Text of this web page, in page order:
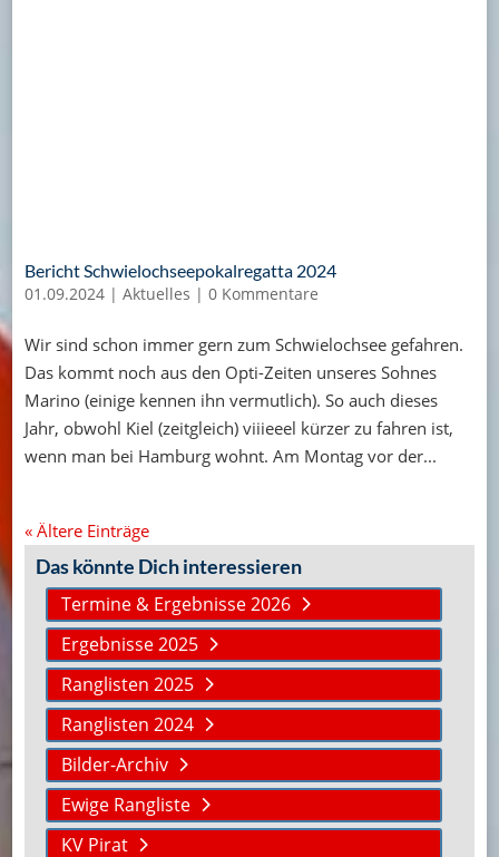
Bericht Schwielochseepokalregatta 2024
01.09.2024| Aktuelles | 0 Kommentare
Wir sind schon immer gern zum Schwielochsee gefahren.
Das kommt noch aus den Opti-Zeiten unseres Sohnes
Marino (einige kennen ihn vermutlich). So auch dieses
Jahr, obwohl Kiel (zeitgleich) viiieeel kürzer zu fahren ist,
wenn man bei Hamburg wohnt. Am Montag vor der...
« Ältere Einträge
Das könnte Dich interessieren
Termine & Ergebnisse 2026
Ergebnisse 2025
Ranglisten 2025
Ranglisten 2024
Bilder-Archiv
Ewige Rangliste
KV Pirat